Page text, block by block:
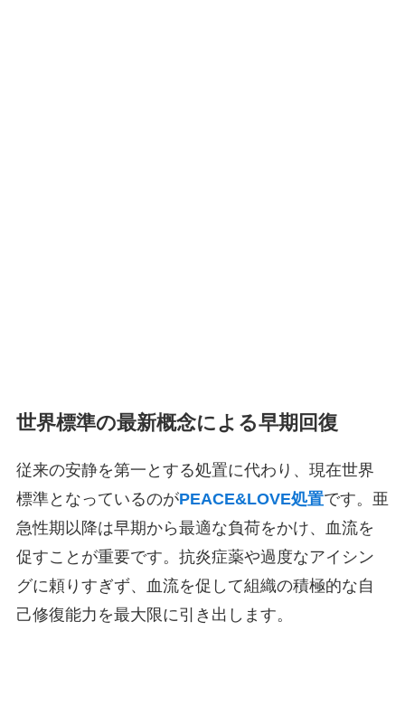
世界標準の最新概念による早期回復
従来の安静を第一とする処置に代わり、現在世界
標準となっているのがPEACE&LOVE処置です。亜
急性期以降は早期から最適な負荷をかけ、血流を
促すことが重要です。抗炎症薬や過度なアイシン
グに頼りすぎず、血流を促して組織の積極的な自
己修復能力を最大限に引き出します。